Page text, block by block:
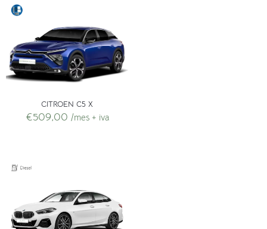
CITROEN C5 X
€509,00 /mes + iva